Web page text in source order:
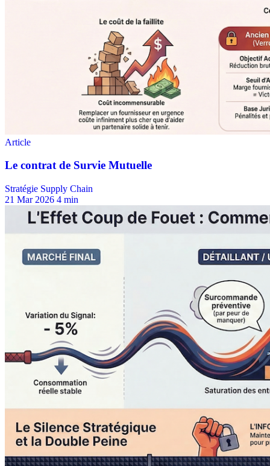
Stratégie Supply Chain
21 Mar 2026 4 min